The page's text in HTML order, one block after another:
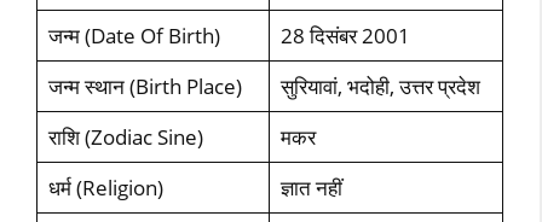
जन्म (Date Of Birth)
28 दिसंबर 2001
जन्म स्थान (Birth Place)
सुरियावां, भदोही, उत्तर प्रदेश
राशि (Zodiac Sine)
मकर
धर्म (Religion)
ज्ञात नहीं